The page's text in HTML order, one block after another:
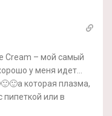
Cream – мой самый
у меня идет…
которая плазма,
пипеткой или в